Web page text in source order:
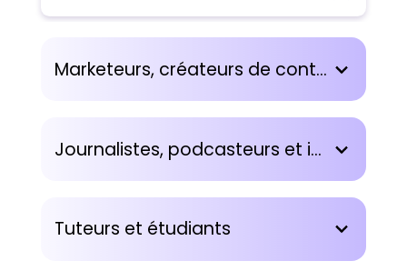
Marketeurs, créateurs de contenu et présentateurs
Journalistes, podcasteurs et intervieweurs
Tuteurs et étudiants